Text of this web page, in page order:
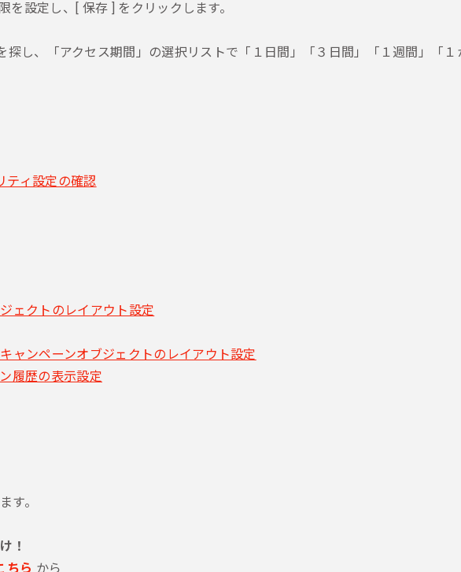
を設定し、[ 保存 ] をクリックします。
探し、「アクセス期間」の選択リストで「１日間」「３日間」「１週間」「
ティ設定の確認
ェクトのレイアウト設定
ャンペーンオブジェクトのレイアウト設定
履歴の表示設定
す。
！
ちら から